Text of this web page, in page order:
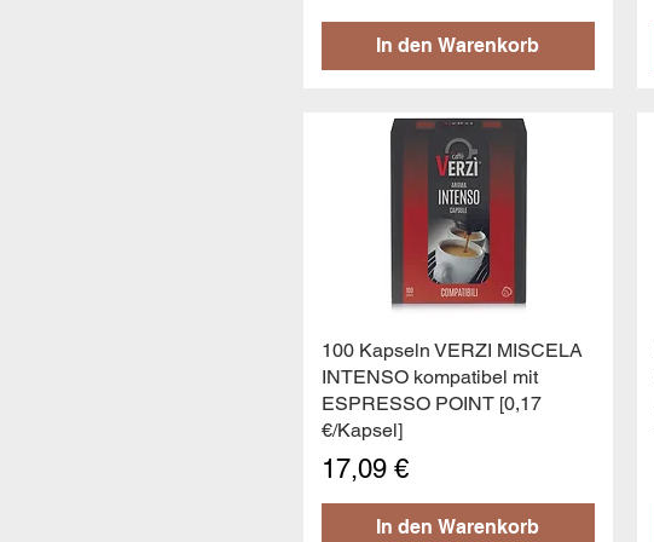
In den Warenkorb
Schnellansicht
100 Kapseln VERZI MISCELA
INTENSO kompatibel mit
ESPRESSO POINT [0,17
€/Kapsel]
Preis
17,09 €
In den Warenkorb